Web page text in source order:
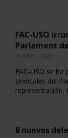
FAC-USO
Parlament
19 ABRIL, 2023
FAC-USO se
sindicales del
representación.
8 nuevos